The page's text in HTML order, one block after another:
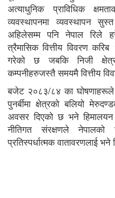
अत्याधुनिक प्राविधिक
व्यवस्थापनमा व्यवस्थापन
अहिलेसम्म पनि नेपाल रिले
त्रैमासिक वित्तीय विवरण
गरेको छ जबकि निजी
कम्पनीहरुजस्तै समयमै वित्तीय
बजेट २०८३/८४ का घोषणाहरूले
पुनर्बीमा क्षेत्रको बलियो
अवसर दिएको छ भने हिमालयन
नीतिगत संरक्षणले
प्रतिस्पर्धात्मक वातावरणलाई भने